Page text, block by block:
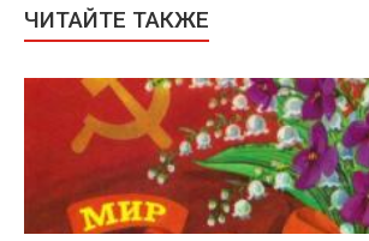
ЧИТАЙТЕ ТАКЖЕ